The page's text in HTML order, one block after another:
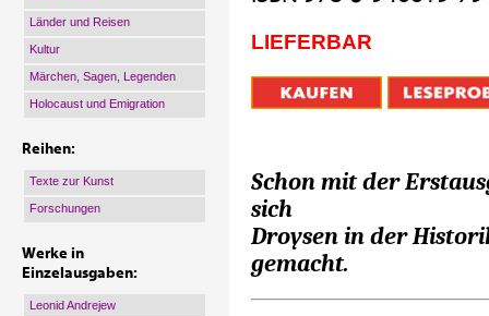
Länder und Reisen
Kultur
Märchen, Sagen, Legenden
Holocaust und Emigration
Reihen:
Texte zur Kunst
Forschungen
Werke in
Einzelausgaben:
Leonid Andrejew
LIEFERBAR
Schon mit der
sich
Droysen in der
gemacht.